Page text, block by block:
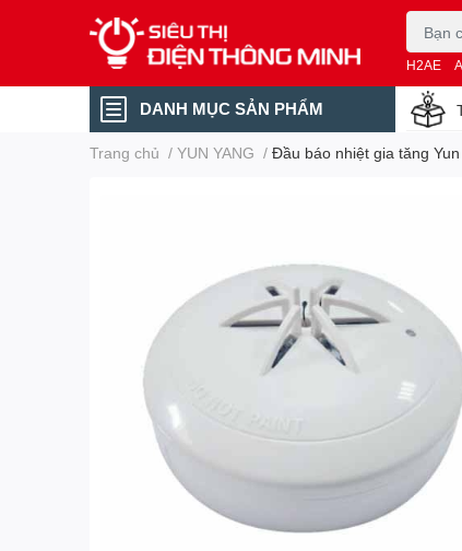
H2AE
DANH MỤC SẢN PHẨM
Trang chủ / YUN YANG / Đầu báo nhiệt gia tăng